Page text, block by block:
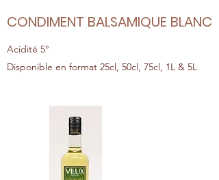
CONDIMENT BALSAMIQUE BLANC
Acidité 5°
Disponible en format 25cl, 50cl, 75cl, 1L & 5L